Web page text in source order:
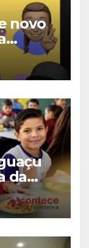
novo
da